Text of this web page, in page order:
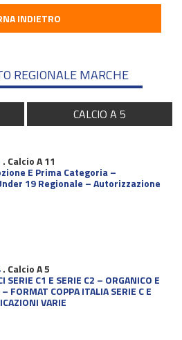
INDIETRO
REGIONALE MARCHE
CALCIO A 5
. Calcio A 11
E Prima Categoria –
19 Regionale – Autorizzazione
. Calcio A 5
SERIE C1 E SERIE C2 – ORGANICO E
FORMAT COPPA ITALIA SERIE C E
VARIE